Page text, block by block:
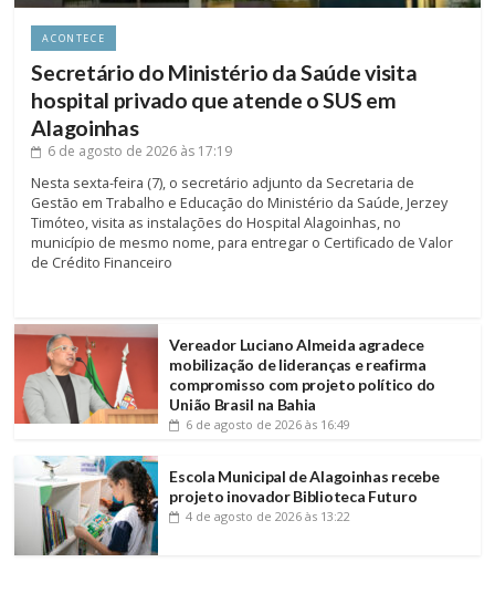
ACONTECE
Secretário do Ministério da Saúde visita
hospital privado que atende o SUS em
Alagoinhas
6 de agosto de 2026 às 17:19
Nesta sexta-feira (7), o secretário adjunto da Secretaria de
Gestão em Trabalho e Educação do Ministério da Saúde, Jerzey
Timóteo, visita as instalações do Hospital Alagoinhas, no
município de mesmo nome, para entregar o Certificado de Valor
de Crédito Financeiro
Vereador Luciano Almeida agradece
mobilização de lideranças e reafirma
compromisso com projeto político do
União Brasil na Bahia
6 de agosto de 2026 às 16:49
Escola Municipal de Alagoinhas recebe
projeto inovador Biblioteca Futuro
4 de agosto de 2026 às 13:22